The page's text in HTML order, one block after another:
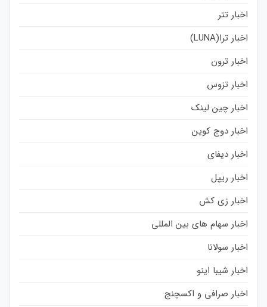
اخبار تتر
اخبار ترا(LUNA)
اخبار ترون
اخبار تزوس
اخبار چین لینک
اخبار دوج کوین
اخبار دیفای
اخبار ریپل
اخبار زی کش
اخبار سهام های بین المللی
اخبار سولانا
اخبار شیبا اینو
اخبار صرافی و اکسچنج